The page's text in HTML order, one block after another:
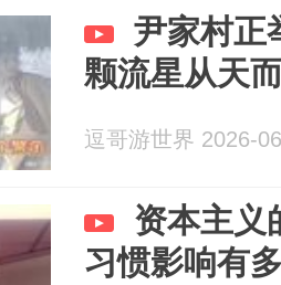
尹家村正
颗流星从天
逗哥游世界 2026-
资本主义
习惯影响有